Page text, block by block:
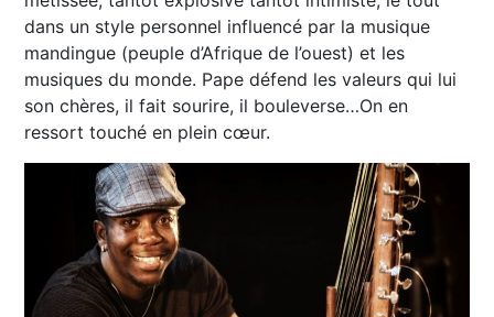
dans un style personnel influencé par la musique
mandingue (peuple d’Afrique de l’ouest) et les
musiques du monde. Pape défend les valeurs qui lui
son chères, il fait sourire, il bouleverse…On en
ressort touché en plein cœur.